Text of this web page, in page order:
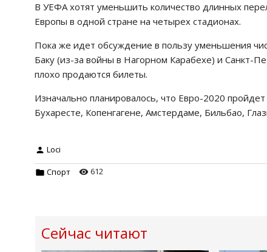
В УЕФА хотят уменьшить количество длинных
Европы в одной стране на четырех стадионах.
Пока же идет обсуждение в пользу уменьшения
Баку (из-за войны в Нагорном Карабехе) и Санкт-
плохо продаются билеты.
Изначально планировалось, что Евро-2020
Бухаресте, Копенгагене, Амстердаме, Бильбао,
Loci
Спорт 612
Сейчас читают